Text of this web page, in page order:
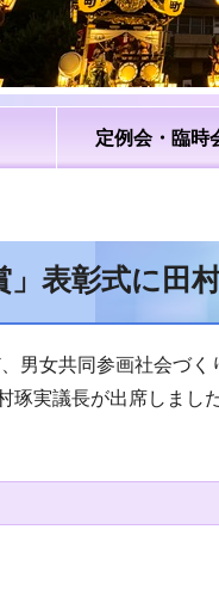
定例会・臨時
」表彰式に田
男女共同参画社会づ
実議長が出席しま